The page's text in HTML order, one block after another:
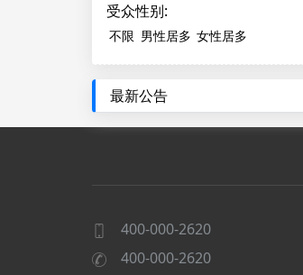
受众性别:
不限 男性居多 女性居多
最新公告
400-000-2620
400-000-2620